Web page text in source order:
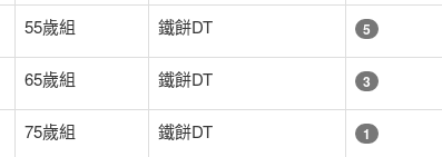
55歲組 鐵餅DT 5
65歲組 鐵餅DT 3
75歲組 鐵餅DT 1